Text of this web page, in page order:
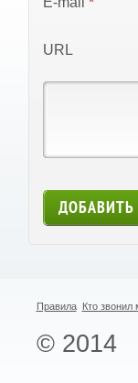
URL
Правила Кто звонил
© 2014